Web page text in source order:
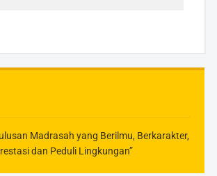
Madrasah yang Berilmu, Berkarakter,
dan Peduli Lingkungan”